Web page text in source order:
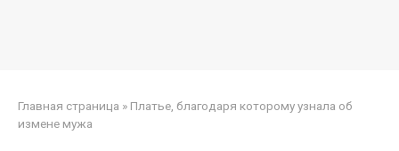
Главная страница » Платье, благодаря которому узнала об
измене мужа